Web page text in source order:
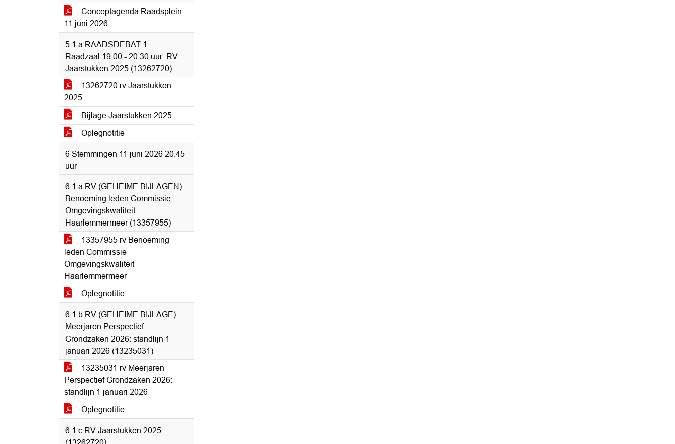
Conceptagenda Raadsplein
11 juni 2026
5.1.a RAADSDEBAT 1 –
Raadzaal 19.00 - 20.30 uur: RV
Jaarstukken 2025 (13262720)
13262720 rv Jaarstukken
2025
Bijlage Jaarstukken 2025
Oplegnotitie
6 Stemmingen 11 juni 2026 20.45
uur
6.1.a RV (GEHEIME BIJLAGEN)
Benoeming leden Commissie
Omgevingskwaliteit
Haarlemmermeer (13357955)
13357955 rv Benoeming
leden Commissie
Omgevingskwaliteit
Haarlemmermeer
Oplegnotitie
6.1.b RV (GEHEIME BIJLAGE)
Meerjaren Perspectief
Grondzaken 2026: standlijn 1
januari 2026 (13235031)
13235031 rv Meerjaren
Perspectief Grondzaken 2026:
standlijn 1 januari 2026
Oplegnotitie
6.1.c RV Jaarstukken 2025